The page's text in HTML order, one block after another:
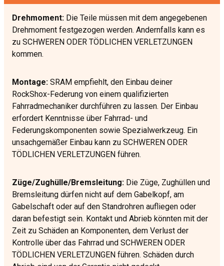
Drehmoment: Die Teile müssen mit dem angegebenen
Drehmoment festgezogen werden. Andernfalls kann es
zu SCHWEREN ODER TÖDLICHEN VERLETZUNGEN
kommen.
Montage: SRAM empfiehlt, den Einbau deiner
RockShox-Federung von einem qualifizierten
Fahrradmechaniker durchführen zu lassen. Der Einbau
erfordert Kenntnisse über Fahrrad- und
Federungskomponenten sowie Spezialwerkzeug. Ein
unsachgemäßer Einbau kann zu SCHWEREN ODER
TÖDLICHEN VERLETZUNGEN führen.
Züge/Zughülle/Bremsleitung: Die Züge, Zughüllen und
Bremsleitung dürfen nicht auf dem Gabelkopf, am
Gabelschaft oder auf den Standrohren aufliegen oder
daran befestigt sein. Kontakt und Abrieb könnten mit der
Zeit zu Schäden an Komponenten, dem Verlust der
Kontrolle über das Fahrrad und SCHWEREN ODER
TÖDLICHEN VERLETZUNGEN führen. Schäden durch